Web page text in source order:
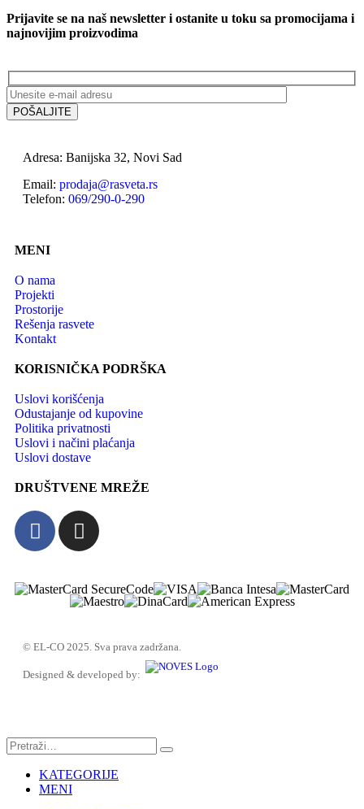
Prijavite se na naš newsletter i ostanite u toku sa promocijama i
najnovijim proizvodima
Adresa: Banijska 32, Novi Sad
Email: prodaja@rasveta.rs
Telefon: 069/290-0-290
MENI
O nama
Projekti
Prostorije
Rešenja rasvete
Kontakt
KORISNIČKA PODRŠKA
Uslovi korišćenja
Odustajanje od kupovine
Politika privatnosti
Uslovi i načini plaćanja
Uslovi dostave
DRUŠTVENE MREŽE
© EL-CO 2025. Sva prava zadržana.
Designed & developed by:
KATEGORIJE
MENI